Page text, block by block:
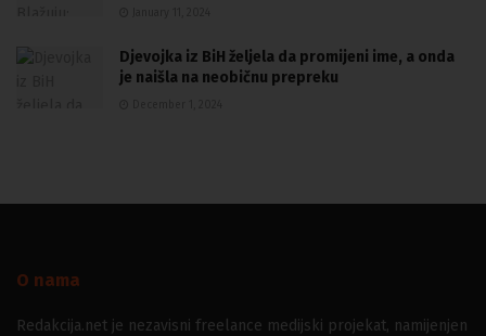
Djevojka iz BiH željela da promijeni ime, a onda
je naišla na neobičnu prepreku
O nama
Redakcija.net je nezavisni freelance medijski projekat, namijenjen